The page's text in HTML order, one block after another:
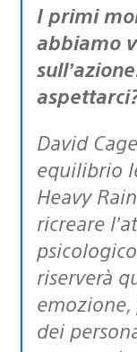
I primi momenti di gioco che
abbiamo
David Cage: C’è una sorta di
equilibrio
Heavy
ricreare
riserverà
dei